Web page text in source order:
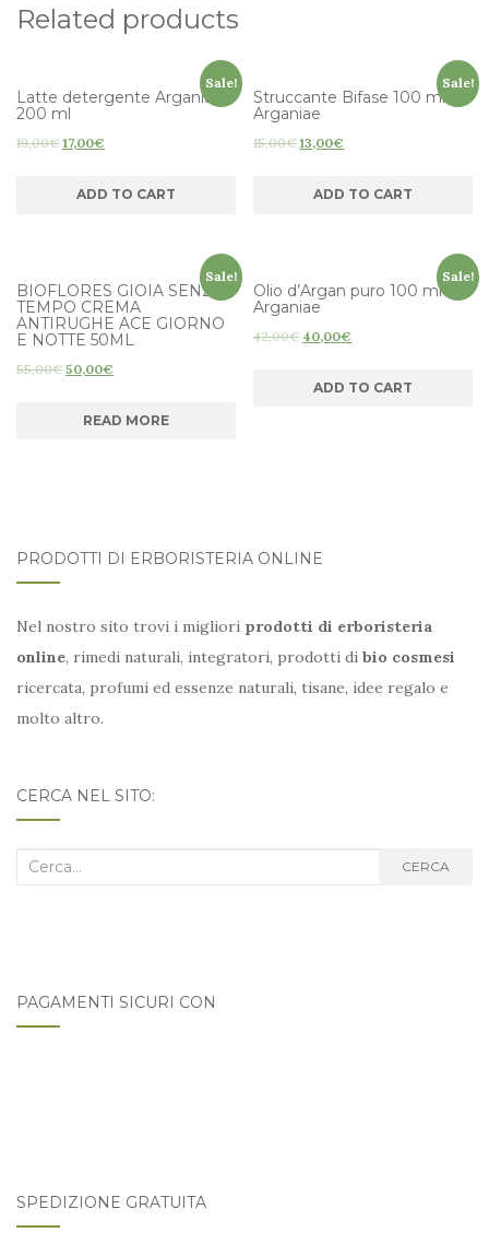
Related products
Sale!
Latte detergente Arganiae
200 ml
19,00€ 17,00€
ADD TO CART
Sale!
Struccante Bifase 100 ml
Arganiae
15,00€ 13,00€
ADD TO CART
Sale!
BIOFLORES GIOIA SENZA
TEMPO CREMA
ANTIRUGHE ACE GIORNO
E NOTTE 50ML
55,00€ 50,00€
READ MORE
Sale!
Olio d’Argan puro 100 ml
Arganiae
42,00€ 40,00€
ADD TO CART
PRODOTTI DI ERBORISTERIA ONLINE
Nel nostro sito trovi i migliori prodotti di erboristeria
online, rimedi naturali, integratori, prodotti di bio cosmesi
ricercata, profumi ed essenze naturali, tisane, idee regalo e
molto altro.
CERCA NEL SITO:
Cerca
CERCA
PAGAMENTI SICURI CON
SPEDIZIONE GRATUITA